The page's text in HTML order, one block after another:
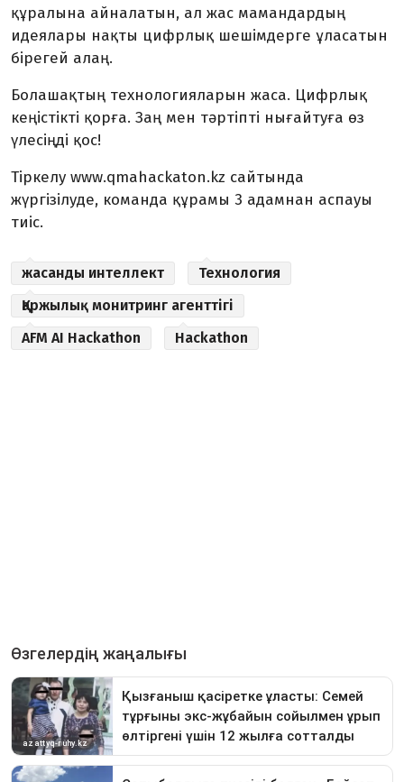
құралына айналатын, ал жас мамандардың
идеялары нақты цифрлық шешімдерге ұласатын
бірегей алаң.
Болашақтың технологияларын жаса. Цифрлық
кеңістікті қорға. Заң мен тәртіпті нығайтуға өз
үлесіңді қос!
Тіркелу www.qmahackaton.kz сайтында
жүргізілуде, команда құрамы 3 адамнан аспауы
тиіс.
жасанды интеллект
Технология
Қаржылық монитринг агенттігі
AFM AI Hackathon
Hackathon